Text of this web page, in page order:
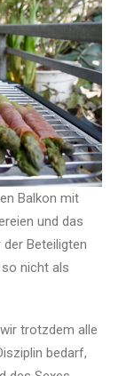
Balkon mit
und das
Beteiligten
nicht als
trotzdem alle
bedarf,